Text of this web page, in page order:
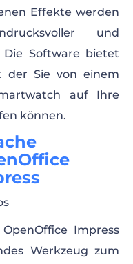
Effekte werden
und
Software bietet
der Sie von einem
auf Ihre
können.
Impress
Werkzeug zum